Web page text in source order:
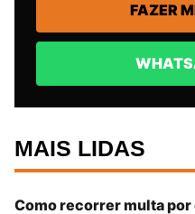
FAZER
MAIS LIDAS
Como recorrer multa